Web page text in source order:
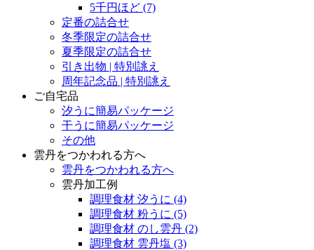
5千円ほど (7)
定番の詰合せ
冬季限定の詰合せ
夏季限定の詰合せ
引き出物 | 特別誂え
周年記念品 | 特別誂え
ご自宅品
汐うに簡易パッケージ
干うに簡易パッケージ
その他
雲丹をつかわれる方へ
雲丹をつかわれる方へ
雲丹加工例
調理食材 汐うに (4)
調理食材 粉うに (5)
調理食材 のし雲丹 (2)
調理食材 雲丹塩 (3)